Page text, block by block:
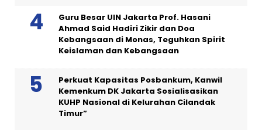
Guru Besar UIN Jakarta Prof. Hasani
Ahmad Said Hadiri Zikir dan Doa
Kebangsaan di Monas, Teguhkan Spirit
Keislaman dan Kebangsaan
Perkuat Kapasitas Posbankum, Kanwil
Kemenkum DK Jakarta Sosialisasikan
KUHP Nasional di Kelurahan Cilandak
Timur”